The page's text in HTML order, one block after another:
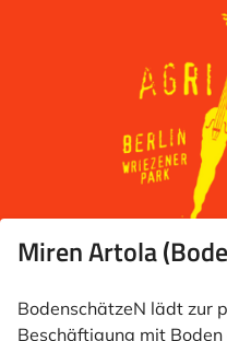
Miren Artola
BodenschätzeN lädt zur
Beschäftigung mit Boden